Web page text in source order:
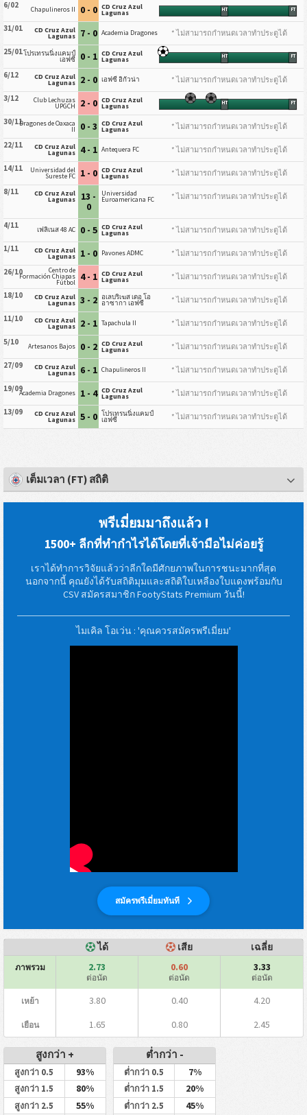
6/02 Chapulineros II 0 - 0 CD Cruz Azul
Lagunas HT FT
31/01 CD Cruz Azul
Lagunas 7 - 0 Academia Dragones
* ไม่สามารถกำหนดเวลาทำประตูได้
25/01โปรเทรนนิ่งแคมป์
เอฟซี 0 - 1 CD Cruz Azul
Lagunas HT FT
6/12 CD Cruz Azul
Lagunas 2 - 0 เอฟซี อิกัวน่า
* ไม่สามารถกำหนดเวลาทำประตูได้
3/12
Club Lechuzas
UPGCH 2 - 0 CD Cruz Azul
Lagunas HT FT
30/11Dragones de Oaxaca
II 0 - 3 CD Cruz Azul
Lagunas
* ไม่สามารถกำหนดเวลาทำประตูได้
22/11
CD Cruz Azul
Lagunas 4 - 1 Antequera FC
* ไม่สามารถกำหนดเวลาทำประตูได้
14/11
Universidad del
Sureste FC 1 - 0 CD Cruz Azul
Lagunas
* ไม่สามารถกำหนดเวลาทำประตูได้
8/11
CD Cruz Azul
Lagunas
13 -
0
Universidad
Euroamericana FC * ไม่สามารถกำหนดเวลาทำประตูได้
4/11 เฟลิเนส 48 AC 0 - 5 CD Cruz Azul
Lagunas
* ไม่สามารถกำหนดเวลาทำประตูได้
1/11
CD Cruz Azul
Lagunas 1 - 0 Pavones ADMC
* ไม่สามารถกำหนดเวลาทำประตูได้
26/10
Centro de
Formación Chiapas
Fútbol 4 - 1 CD Cruz Azul
Lagunas
* ไม่สามารถกำหนดเวลาทำประตูได้
18/10
CD Cruz Azul
Lagunas 3 - 2 อเลบริเฆส เดอ โอ
อาซากา เอฟซี
* ไม่สามารถกำหนดเวลาทำประตูได้
11/10
CD Cruz Azul
Lagunas 2 - 1 Tapachula II
* ไม่สามารถกำหนดเวลาทำประตูได้
5/10
Artesanos Bajos 0 - 2 CD Cruz Azul
Lagunas
* ไม่สามารถกำหนดเวลาทำประตูได้
27/09
CD Cruz Azul
Lagunas 6 - 1 Chapulineros II
* ไม่สามารถกำหนดเวลาทำประตูได้
19/09Academia Dragones 1 - 4 CD Cruz Azul
Lagunas
* ไม่สามารถกำหนดเวลาทำประตูได้
13/09
CD Cruz Azul
Lagunas 5 - 0 โปรเทรนนิ่งแคมป์
เอฟซี * ไม่สามารถกำหนดเวลาทำประตูได้
เต็มเวลา (FT) สถิติ
พรีเมี่ยมมาถึงแล้ว !
1500+ ลีกที่ทำกำไรได้โดยที่เจ้ามือไม่ค่อยรู้
เราได้ทำการวิจัยแล้วว่าลีกใดมีศักยภาพในการชนะมากที่สุด
นอกจากนี้ คุณยังได้รับสถิติมุมและสถิติใบเหลืองใบแดงพร้อมกับ
CSV สมัครสมาชิก FootyStats Premium วันนี้!
สมัครพรีเมี่ยมทันที
ไมเคิล โอเว่น : 'คุณควรสมัครพรีเมี่ยม'
ได้ เสีย เฉลี่ย
ภาพรวม 2.73
ต่อนัด
0.60
ต่อนัด
3.33
ต่อนัด
เหย้า 3.80 0.40 4.20
เยือน 1.65 0.80 2.45
สูงกว่า +
สูงกว่า 0.5 93%
สูงกว่า 1.5 80%
สูงกว่า 2.5 55%
ต่ำกว่า -
ต่ำกว่า 0.5 7%
ต่ำกว่า 1.5 20%
ต่ำกว่า 2.5 45%